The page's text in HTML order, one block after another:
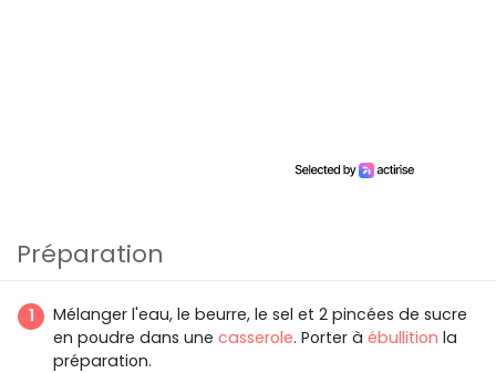
Préparation
Mélanger l'eau, le beurre, le sel et 2 pincées de sucre
en poudre dans une casserole. Porter à ébullition la
préparation.